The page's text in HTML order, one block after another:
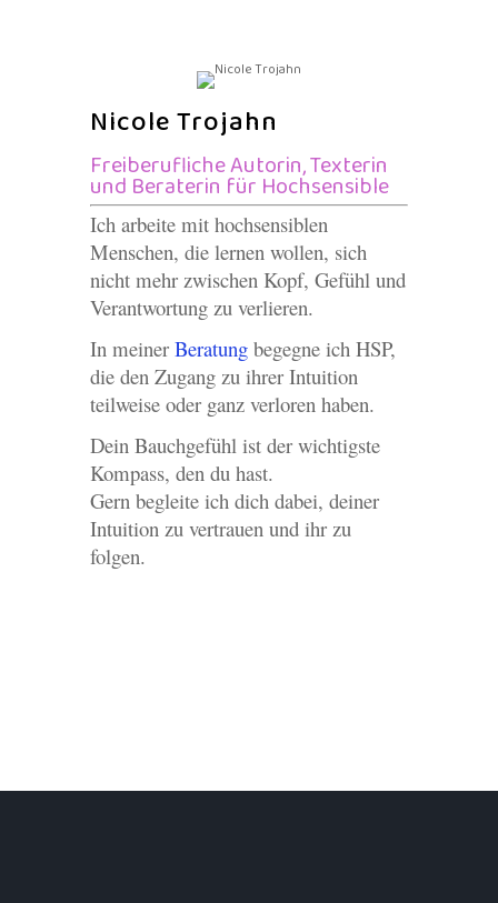
Nicole Trojahn
Freiberufliche Autorin, Texterin
und Beraterin für Hochsensible
Ich arbeite mit hochsensiblen
Menschen, die lernen wollen, sich
nicht mehr zwischen Kopf, Gefühl und
Verantwortung zu verlieren.
In meiner Beratungbegegne ich HSP,
die den Zugang zu ihrer Intuition
teilweise oder ganz verloren haben.
Dein Bauchgefühl ist der wichtigste
Kompass, den du hast.
Gern begleite ich dich dabei, deiner
Intuition zu vertrauen und ihr zu
folgen.